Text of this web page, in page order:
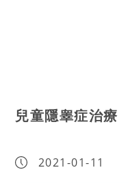
兒童隱睾症治療
2021-01-11